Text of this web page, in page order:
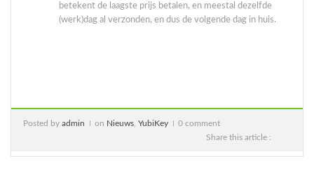
betekent de laagste prijs betalen, en meestal dezelfde
(werk)dag al verzonden, en dus de volgende dag in huis.
Posted by admin on Nieuws YubiKey
0 comment
Share this article :